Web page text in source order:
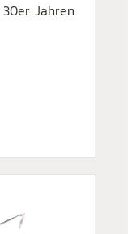
Jahren